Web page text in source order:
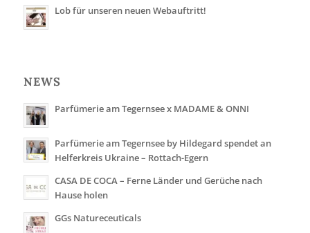
Lob für unseren neuen Webauftritt!
NEWS
Parfümerie am Tegernsee x MADAME & ONNI
Parfümerie am Tegernsee by Hildegard spendet an
Helferkreis Ukraine – Rottach-Egern
CASA DE COCA – Ferne Länder und Gerüche nach
Hause holen
GGs Natureceuticals